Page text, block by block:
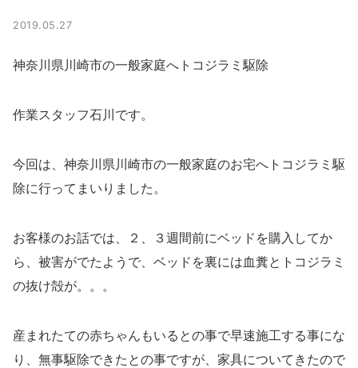
2019.05.27
神奈川県川崎市の一般家庭へトコジラミ駆除
作業スタッフ石川です。
今回は、神奈川県川崎市の一般家庭のお宅へトコジラミ駆
除に行ってまいりました。
お客様のお話では、２、３週間前にベッドを購入してか
ら、被害がでたようで、ベッドを裏には血糞とトコジラミ
の抜け殻が。。。
産まれたての赤ちゃんもいるとの事で早速施工する事にな
り、無事駆除できたとの事ですが、家具についてきたので